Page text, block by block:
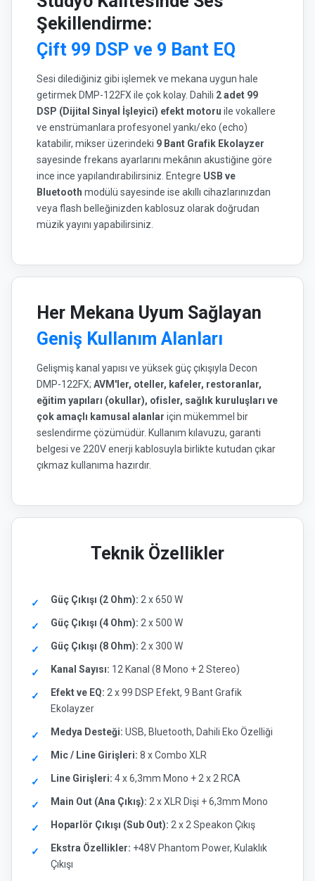
Şekillendirme:
Çift 99 DSP ve 9 Bant EQ
Sesi dilediğiniz gibi işlemek ve mekana uygun hale
getirmek DMP-122FX ile çok kolay. Dahili 2 adet 99
DSP (Dijital Sinyal İşleyici) efekt motoru ile vokallere
ve enstrümanlara profesyonel yankı/eko (echo)
katabilir, mikser üzerindeki 9 Bant Grafik Ekolayzer
sayesinde frekans ayarlarını mekânın akustiğine göre
ince ince yapılandırabilirsiniz. Entegre USB ve
Bluetooth modülü sayesinde ise akıllı cihazlarınızdan
veya flash belleğinizden kablosuz olarak doğrudan
müzik yayını yapabilirsiniz.
Her Mekana Uyum Sağlayan
Geniş Kullanım Alanları
Gelişmiş kanal yapısı ve yüksek güç çıkışıyla Decon
DMP-122FX; AVM'ler, oteller, kafeler, restoranlar,
eğitim yapıları (okullar), ofisler, sağlık kuruluşları ve
çok amaçlı kamusal alanlar için mükemmel bir
seslendirme çözümüdür. Kullanım kılavuzu, garanti
belgesi ve 220V enerji kablosuyla birlikte kutudan çıkar
çıkmaz kullanıma hazırdır.
Teknik Özellikler
Güç Çıkışı (2 Ohm): 2 x 650 W
Güç Çıkışı (4 Ohm): 2 x 500 W
Güç Çıkışı (8 Ohm): 2 x 300 W
Kanal Sayısı: 12 Kanal (8 Mono + 2 Stereo)
Efekt ve EQ: 2 x 99 DSP Efekt, 9 Bant Grafik
Ekolayzer
Medya Desteği: USB, Bluetooth, Dahili Eko Özelliği
Mic / Line Girişleri: 8 x Combo XLR
Line Girişleri: 4 x 6,3mm Mono + 2 x 2 RCA
Main Out (Ana Çıkış): 2 x XLR Dişi + 6,3mm Mono
Hoparlör Çıkışı (Sub Out): 2 x 2 Speakon Çıkış
Ekstra Özellikler: +48V Phantom Power, Kulaklık
Çıkışı